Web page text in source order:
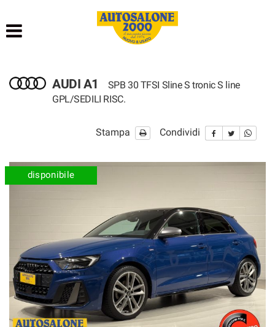
NOLEGGIO BREVE TERMINE
NOLEGGIO LUNGO TERMINE
ACQUISTIAMO USATO
CONTATTI
AUDI A1
SPB 30 TFSI Sline S tronic S line
GPL/SEDILI RISC.
Stampa Condividi
disponibile